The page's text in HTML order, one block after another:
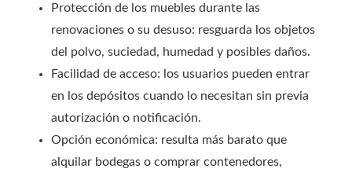
Protección de los muebles durante las
renovaciones o su desuso: resguarda los objetos
del polvo, suciedad, humedad y posibles daños.
Facilidad de acceso: los usuarios pueden entrar
en los depósitos cuando lo necesitan sin previa
autorización o notificación.
Opción económica: resulta más barato que
alquilar bodegas o comprar contenedores,